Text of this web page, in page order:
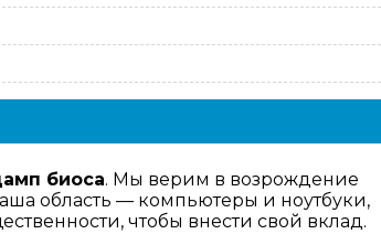
биоса. Мы верим в возрождение
область — компьютеры и ноутбуки,
чтобы внести свой вклад.